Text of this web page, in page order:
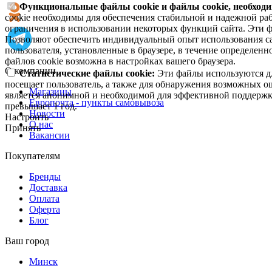
Функциональные файлы cookie и файлы cookie,
cookie необходимы для обеспечения стабильной и надежной
ограничения в использовании некоторых функций сайта. Эти
Позволяют обеспечить индивидуальный опыт использования
пользователя, установленные в браузере, в течение
файлов cookie возможна в настройках вашего браузера.
Статистические файлы cookie: Эти файлы используются
посещает пользователь, а также для обнаружения возможных
является анонимной и необходимой для эффективной
превышает 1 год.
Настроить
Принять
О компании
Магазины
Европочта - пункты самовывоза
Новости
О нас
Вакансии
Покупателям
Бренды
Доставка
Оплата
Оферта
Блог
Ваш город
Минск